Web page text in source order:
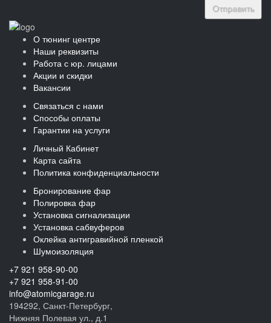
Отправить
О тюнинг центре
Наши реквизиты
Работа с юр. лицами
Акции и скидки
Вакансии
Связаться с нами
Способы оплаты
Гарантии на услуги
Личный Кабинет
Карта сайта
Политика конфиденциальности
Бронирование фар
Полировка фар
Установка сигнализации
Установка сабвуферов
Оклейка антигравийной пленкой
Шумоизоляция
+7 921 958-90-00
+7 921 958-91-00
info@atomicgarage.ru
194292, Санкт-Петербург,
Нижняя Полевая ул., д.1